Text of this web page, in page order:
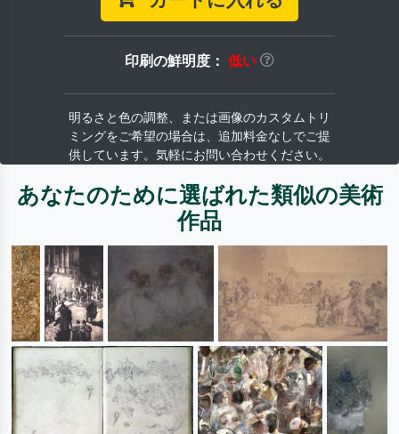
印刷の鮮明度： 低い
明るさと色の調整、または画像のカスタムトリ
ミングをご希望の場合は、追加料金なしでご提
供しています。気軽にお問い合わせください。
あなたのために選ばれた類似の美術
作品